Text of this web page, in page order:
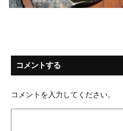
コメントする
コメントを入力してください。